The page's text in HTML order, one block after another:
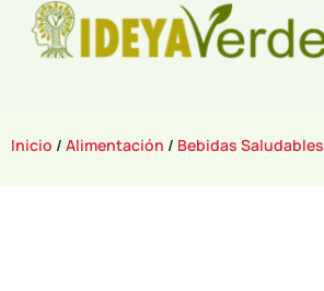
Inicio / Alimentación / Bebidas Saludables